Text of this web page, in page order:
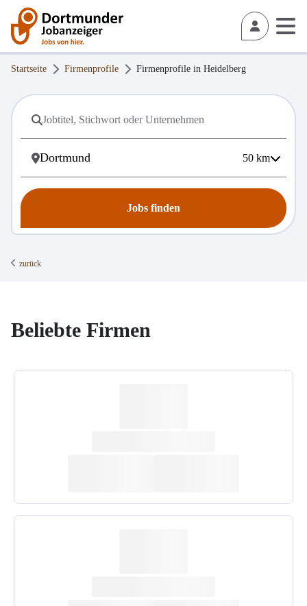
Startseite Firmenprofile Firmenprofile in Heidelberg
50 km
Jobs finden
zurück
Beliebte Firmen